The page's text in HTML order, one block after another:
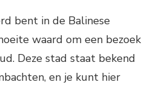
bent in de Balinese
waard om een bezoek
Deze stad staat bekend
en je kunt hier